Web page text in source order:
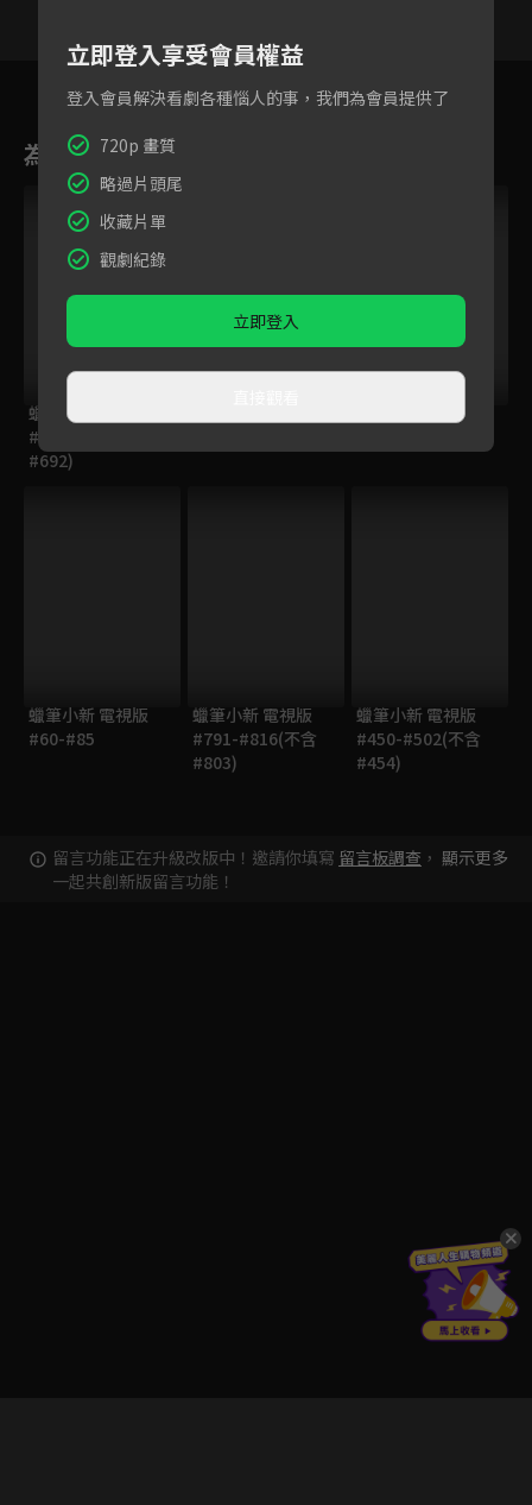
為您推薦
蠟筆小新 電視版
#677-#703(不含
#692)
蠟筆小新 電視版
蠟筆小新 電視版
#60-#85
蠟筆小新 電視版
#791-#816(不含
#803)
蠟筆小新 電視版
#450-#502(不含
#454)
留言功能正在升級改版中！邀請你填寫 留言板調查 ，
一起共創新版留言功能！
顯示更多
立即登入享受會員權益
登入會員解決看劇各種惱人的事，我們為會員提供了
720p 畫質
略過片頭尾
收藏片單
觀劇紀錄
立即登入